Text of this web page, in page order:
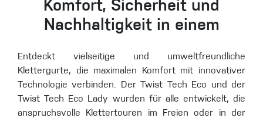
Komfort, Sicherheit und
Nachhaltigkeit in einem
Entdeckt vielseitige und umweltfreundliche
Klettergurte, die maximalen Komfort mit innovativer
Technologie verbinden. Der Twist Tech Eco und der
Twist Tech Eco Lady wurden für alle entwickelt, die
anspruchsvolle Klettertouren im Freien oder in der